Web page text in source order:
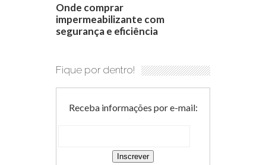
Onde comprar
impermeabilizante com
segurança e eficiência
Fique por dentro!
Receba informações por e-mail: